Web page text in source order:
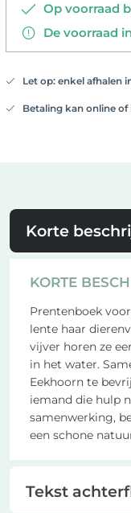
Op voorraad
De voorraad
Let op: enkel afhalen
Betaling kan online of
Korte
KORTE
Prentenboek
lente haar
vijver horen ze
in het water.
Eekhoorn te
iemand die hulp
samenwerking,
een schone
Tekst